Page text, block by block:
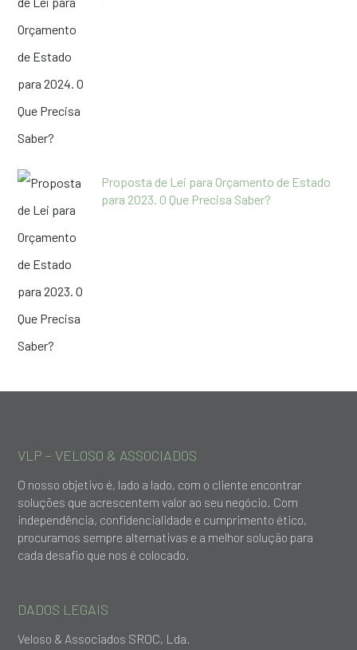
Proposta de Lei para Orçamento de Estado
para 2023. O Que Precisa Saber?
VLP – VELOSO & ASSOCIADOS
O nosso objetivo é, lado a lado, com o cliente encontrar
soluções que acrescentem valor ao seu negócio. Com
independência, confidencialidade e cumprimento ético,
procuramos sempre alternativas e a melhor solução para
cada desafio que nos é colocado.
DADOS LEGAIS
Veloso & Associados SROC, Lda.